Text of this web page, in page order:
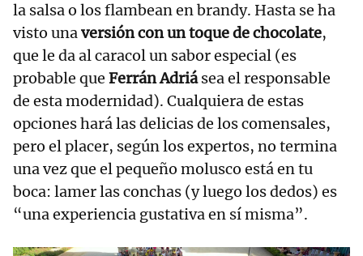
la salsa o los flambean en brandy. Hasta se ha
visto unaversión con un toque de chocolate,
que le da al caracol un sabor especial (es
probable que Ferrán Adriásea el responsable
de esta modernidad). Cualquiera de estas
opciones hará las delicias de los comensales,
pero el placer, según los expertos, no termina
una vez que el pequeño molusco está en tu
boca: lamer las conchas (y luego los dedos) es
“una experiencia gustativa en sí misma”.